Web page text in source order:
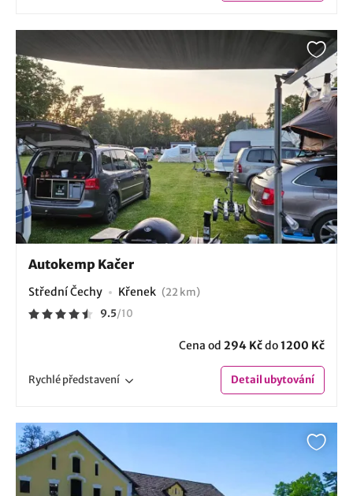
Autokemp Kačer
Střední Čechy Křenek (22 km)
9.5/10
Cena od 294 Kčdo1200 Kč
Rychlépředstavení Detailubytování